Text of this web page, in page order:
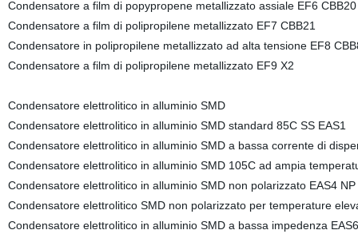
Condensatore a film di popypropene metallizzato assiale EF6 CBB20
Condensatore a film di polipropilene metallizzato EF7 CBB21
Condensatore in polipropilene metallizzato ad alta tensione EF8
Condensatore a film di polipropilene metallizzato EF9 X2
Condensatore elettrolitico in alluminio SMD
Condensatore elettrolitico in alluminio SMD standard 85C SS EAS1
Condensatore elettrolitico in alluminio SMD a bassa corrente di
Condensatore elettrolitico in alluminio SMD 105C ad ampia
Condensatore elettrolitico in alluminio SMD non polarizzato EAS4 NP
Condensatore elettrolitico SMD non polarizzato per temperature
Condensatore elettrolitico in alluminio SMD a bassa impedenza